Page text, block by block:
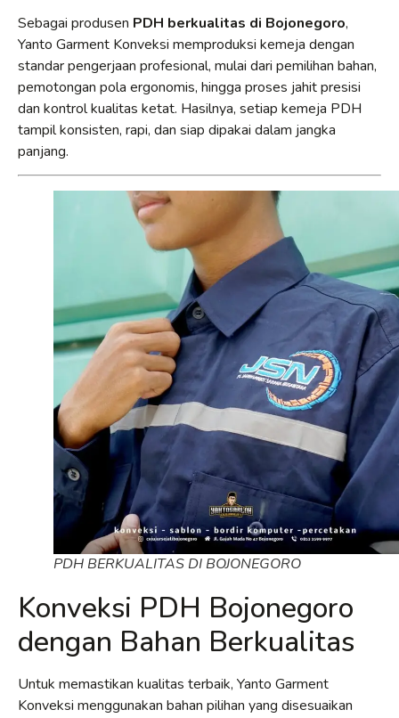
Sebagai produsen PDH berkualitas di Bojonegoro,
Yanto Garment Konveksi memproduksi kemeja dengan
standar pengerjaan profesional, mulai dari pemilihan bahan,
pemotongan pola ergonomis, hingga proses jahit presisi
dan kontrol kualitas ketat. Hasilnya, setiap kemeja PDH
tampil konsisten, rapi, dan siap dipakai dalam jangka
panjang.
PDH BERKUALITAS DI BOJONEGORO
Konveksi PDH Bojonegoro
dengan Bahan Berkualitas
Untuk memastikan kualitas terbaik, Yanto Garment
Konveksi menggunakan bahan pilihan yang disesuaikan